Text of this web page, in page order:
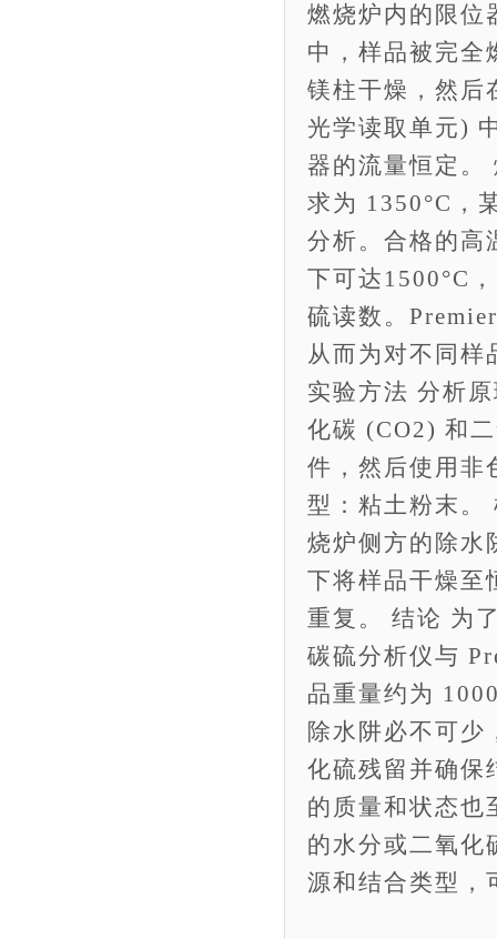
燃烧炉内的限位
中，样品被完全
镁柱干燥，然
光学读取单元)
器的流量恒定。
求为 1350°C，
分析。合格的高
下可达1500°C
硫读数。
从而为对不同样
实验方法 分析
化碳 (CO2) 和
件，然后使用非
型：粘土粉末。
烧炉侧方的除水
下将样品干燥至
重复。 结论 为
碳硫分析仪与
品重量约为
除水阱必不可少
化硫残留并确保
的质量和状态也
的水分或二氧化
源和结合类型，